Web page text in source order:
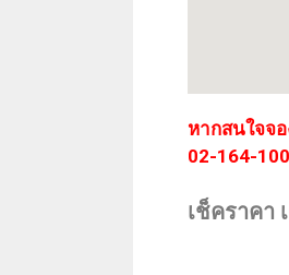
หากสนใจจ
02-164-
เช็คราคา